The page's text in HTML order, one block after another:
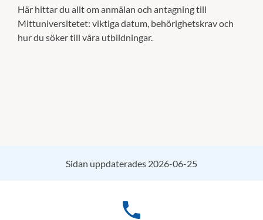
Här hittar du allt om anmälan och antagning till
Mittuniversitetet: viktiga datum, behörighetskrav och
hur du söker till våra utbildningar.
Sidan uppdaterades 2026-06-25
phone